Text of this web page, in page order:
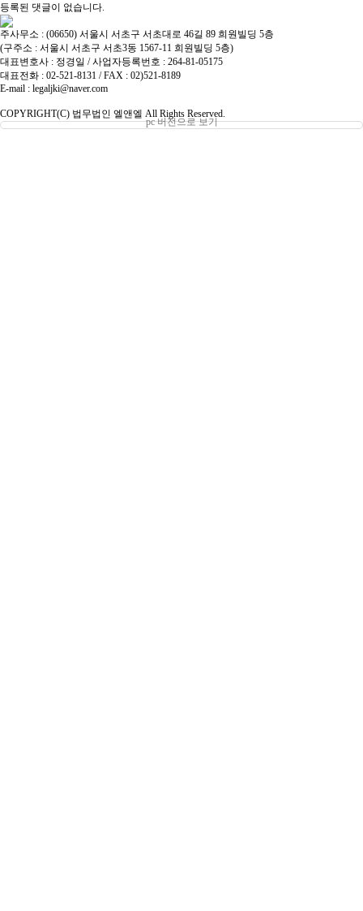
등록된 댓글이 없습니다.
주사무소 : (06650) 서울시 서초구 서초대로 46길 89 희원빌딩 5층
(구주소 : 서울시 서초구 서초3동 1567-11 희원빌딩 5층)
대표변호사 : 정경일 / 사업자등록번호 : 264-81-05175
대표전화 : 02-521-8131 / FAX : 02)521-8189
E-mail : legaljki@naver.com
COPYRIGHT(C) 법무법인 엘앤엘 All Rights Reserved.
pc 버전으로 보기